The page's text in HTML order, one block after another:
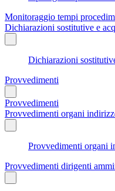
Monitoraggio tempi
Dichiarazioni sostitutive e
Dichiarazioni
Provvedimenti
Provvedimenti
Provvedimenti organi
Provvedimenti organi
Provvedimenti dirigenti